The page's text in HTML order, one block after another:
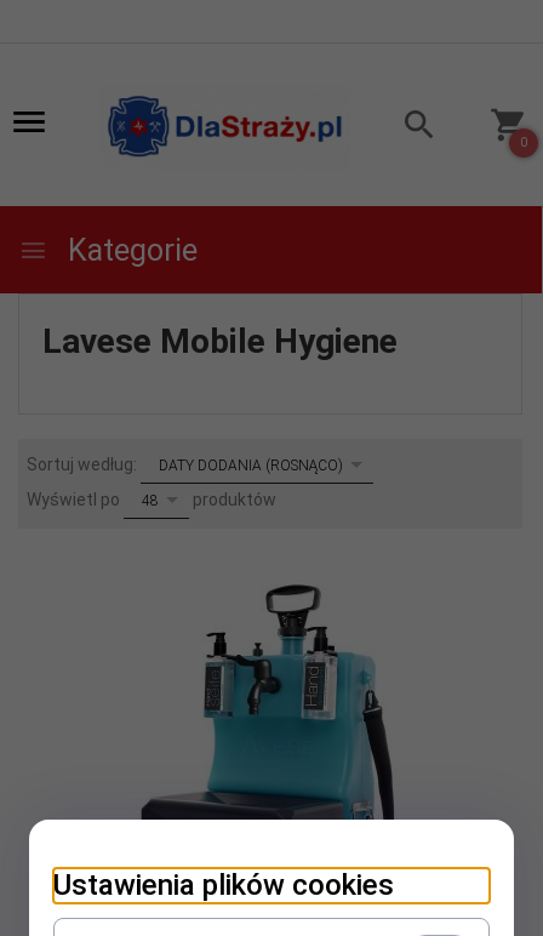
0
Kategorie
Lavese Mobile Hygiene
Sortuj według: sortDATY DODANIA (ROSNĄCO)
Wyświetl po pop48 produktów
Ustawienia plików cookies